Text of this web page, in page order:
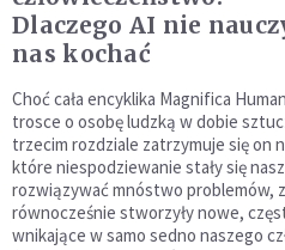
Dlaczego AI nie
nas kochać
Choć cała encyklika Magnifica
trosce o osobę ludzką w dobie
trzecim rozdziale zatrzymuje się on
które niespodziewanie stały się
rozwiązywać mnóstwo problemów,
równocześnie stworzyły nowe,
wnikające w samo sedno naszego